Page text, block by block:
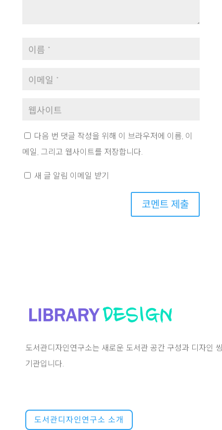
다음 번 댓글 작성을 위해 이 브라우저에 이름, 이
메일, 그리고 웹사이트를 저장합니다.
새 글 알림 이메일 받기
코멘트 제출
도서관디자인연구소는 새로운 도서관 공간 구성과 디자인
기관입니다.
도서관디자인연구소 소개